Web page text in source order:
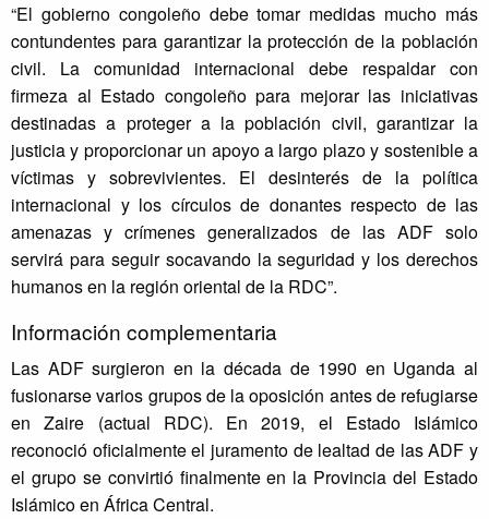
“El gobierno congoleño debe tomar medidas mucho más
contundentes para garantizar la protección de la población
civil. La comunidad internacional debe respaldar con
firmeza al Estado congoleño para mejorar las iniciativas
destinadas a proteger a la población civil, garantizar la
justicia y proporcionar un apoyo a largo plazo y sostenible a
víctimas y sobrevivientes. El desinterés de la política
internacional y los círculos de donantes respecto de las
amenazas y crímenes generalizados de las ADF solo
servirá para seguir socavando la seguridad y los derechos
humanos en la región oriental de la RDC”.
Información complementaria
Las ADF surgieron en la década de 1990 en Uganda al
fusionarse varios grupos de la oposición antes de refugiarse
en Zaire (actual RDC). En 2019, el Estado Islámico
reconoció oficialmente el juramento de lealtad de las ADF y
el grupo se convirtió finalmente en la Provincia del Estado
Islámico en África Central.